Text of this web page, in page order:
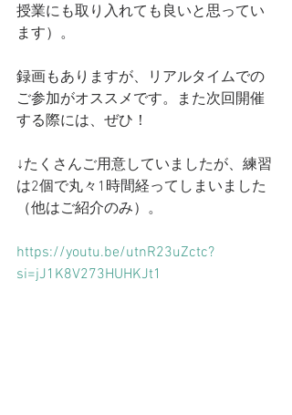
授業にも取り入れても良いと思ってい
ます）。
録画もありますが、リアルタイムでの
ご参加がオススメです。また次回開催
する際には、ぜひ！
↓たくさんご用意していましたが、練習
は2個で丸々1時間経ってしまいました
（他はご紹介のみ）。
https://youtu.be/utnR23uZctc?
si=jJ1K8V273HUHKJt1